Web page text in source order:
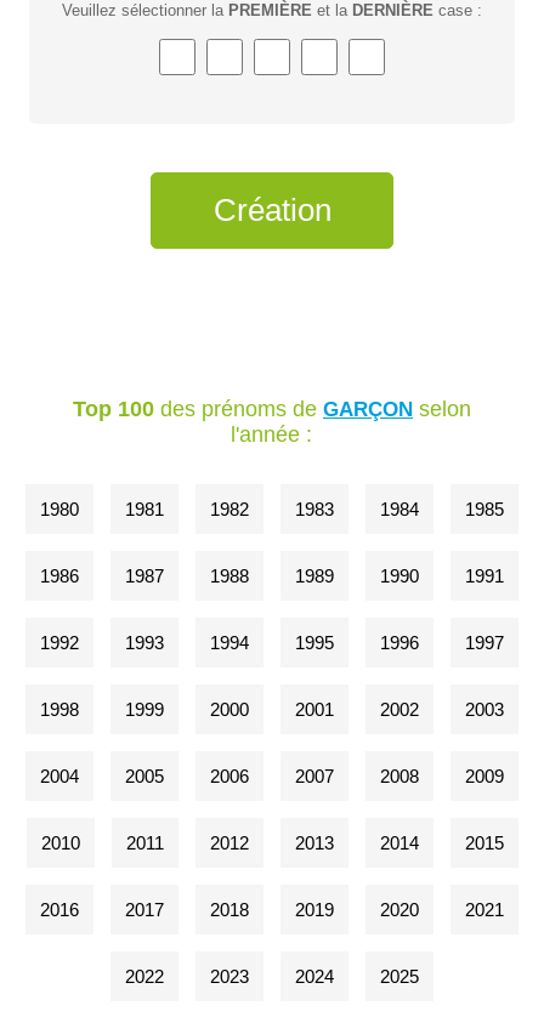
Veuillez sélectionner la PREMIÈRE et la DERNIÈRE case :
Top 100des prénoms de GARÇONselon
l'année :
1980 1981 1982 1983 1984 1985
1986 1987 1988 1989 1990 1991
1992 1993 1994 1995 1996 1997
1998 1999 2000 2001 2002 2003
2004 2005 2006 2007 2008 2009
2010 2011 2012 2013 2014 2015
2016 2017 2018 2019 2020 2021
2022 2023 2024 2025